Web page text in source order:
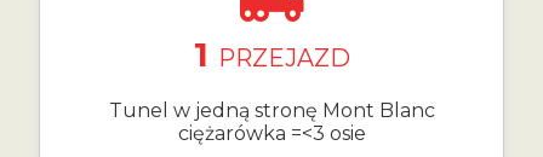
1 PRZEJAZD
Tunel w jedną stronę Mont Blanc
ciężarówka =<3 osie